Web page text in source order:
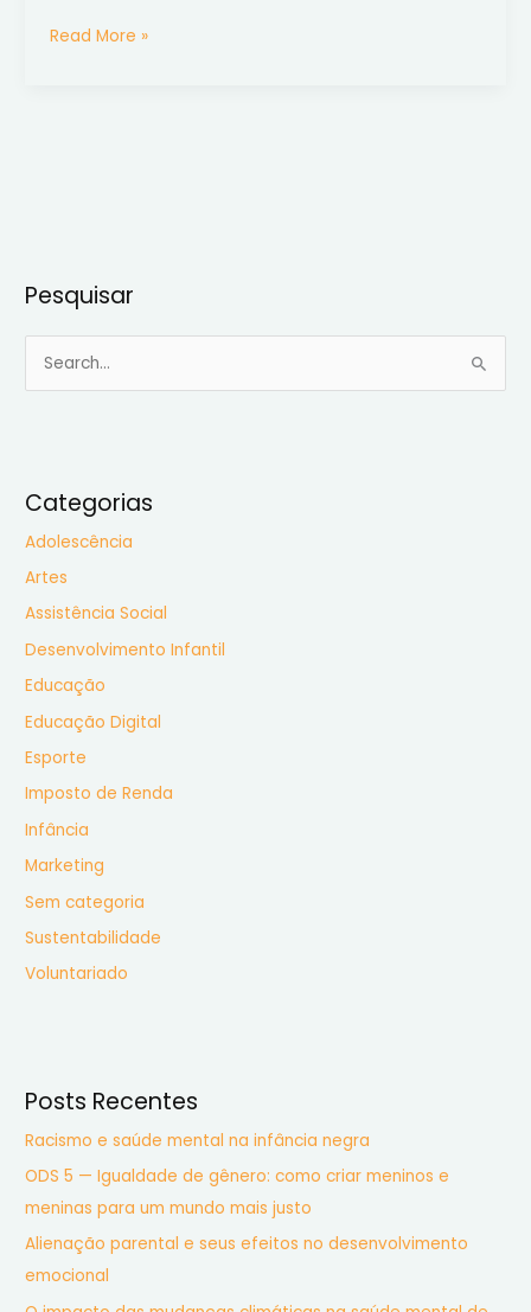
Read More »
Pesquisar
u
r
p
o
r
:
Categorias
Adolescência
Artes
Assistência Social
Desenvolvimento Infantil
Educação
Educação Digital
Esporte
Imposto de Renda
Infância
Marketing
Sem categoria
Sustentabilidade
Voluntariado
Posts Recentes
Racismo e saúde mental na infância negra
ODS 5 — Igualdade de gênero: como criar meninos e
meninas para um mundo mais justo
Alienação parental e seus efeitos no desenvolvimento
emocional